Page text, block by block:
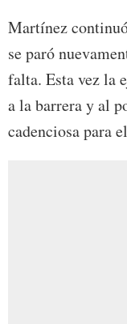
Martínez
se paró
falta. Esta vez la
a la barrera y al
cadenciosa para